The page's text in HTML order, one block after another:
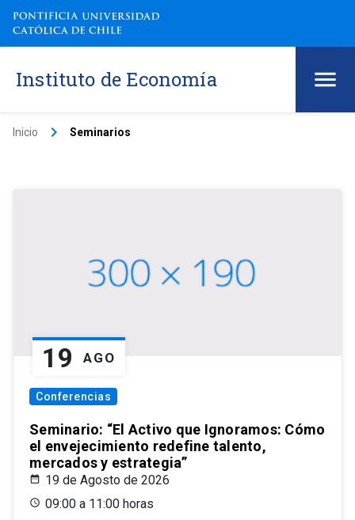
Instituto de Economía
Inicio keyboard_arrow_right Seminarios
19 AGO
Conferencias
Seminario: “El Activo que Ignoramos: Cómo
el envejecimiento redefine talento,
mercados y estrategia”
19 de Agosto de 2026
09:00 a 11:00 horas